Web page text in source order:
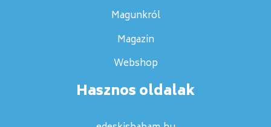
Magunkról
Magazin
Webshop
Hasznos oldalak